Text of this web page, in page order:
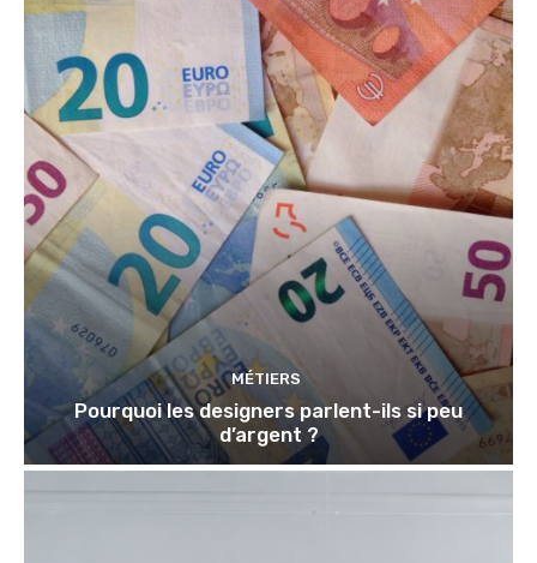
MÉTIERS
Pourquoi les designers parlent-ils si peu
d’argent ?